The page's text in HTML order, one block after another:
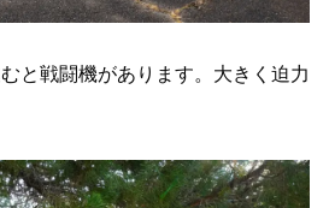
と戦闘機があります。大きく迫力